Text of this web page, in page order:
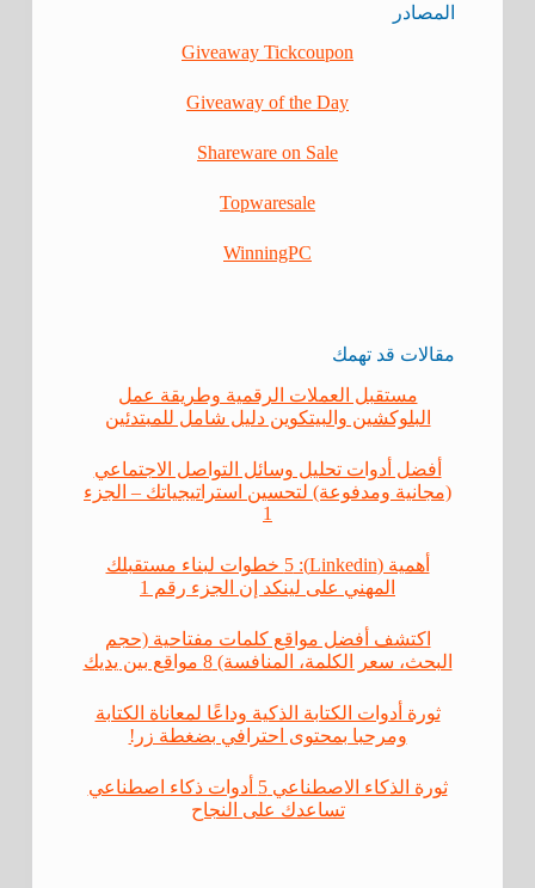
المصادر
Giveaway Tickcoupon
Giveaway of the Day
Shareware on Sale
Topwaresale
WinningPC
مقالات قد تهمك
مستقبل العملات الرقمية وطريقة عمل
البلوكشين والبيتكوين دليل شامل للمبتدئين
أفضل أدوات تحليل وسائل التواصل الاجتماعي
(مجانية ومدفوعة) لتحسين استراتيجياتك – الجزء
1
أهمية (Linkedin): 5 خطوات لبناء مستقبلك
المهني على لينكد إن الجزء رقم 1
اكتشف أفضل مواقع كلمات مفتاحية (حجم
البحث، سعر الكلمة، المنافسة) 8 مواقع بين يديك
ثورة أدوات الكتابة الذكية وداعًا لمعاناة الكتابة
ومرحبا بمحتوى احترافي بضغطة زر!
ثورة الذكاء الاصطناعي 5 أدوات ذكاء اصطناعي
تساعدك على النجاح